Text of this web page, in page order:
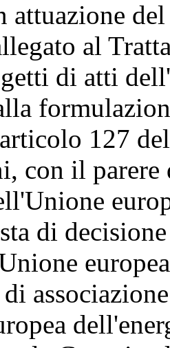
attuazione
al
di atti
127
con il
decisione